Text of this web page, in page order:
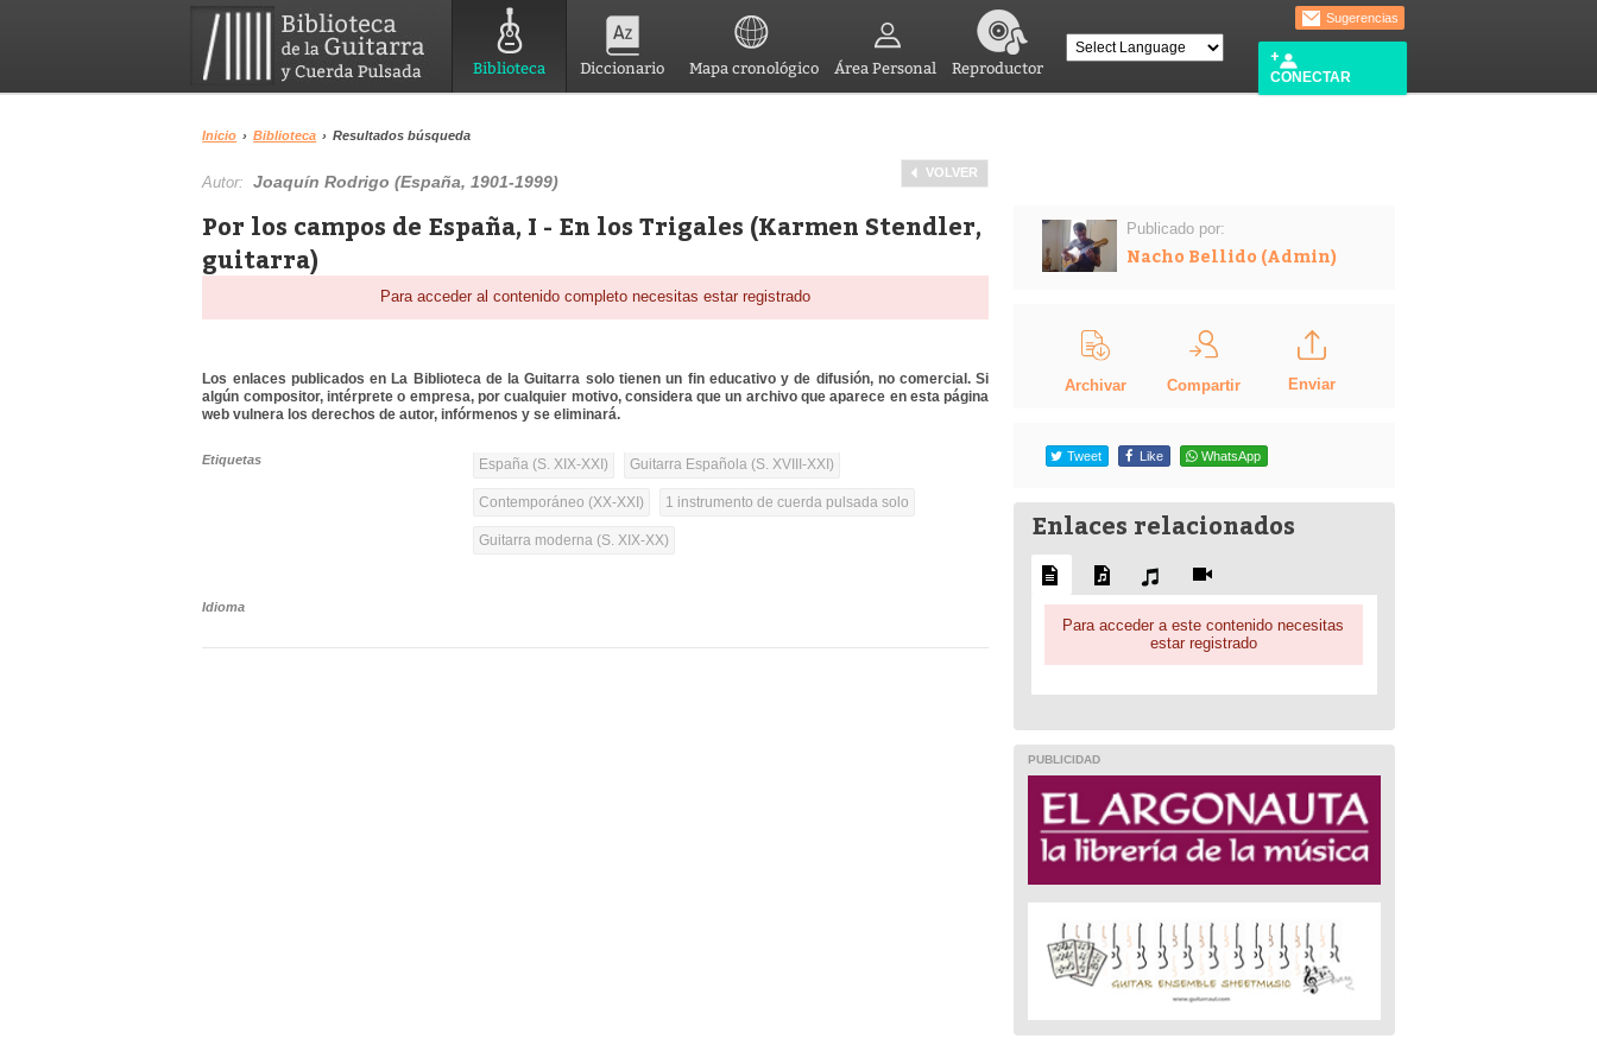
Biblioteca Diccionario Mapa cronológico Área Personal Reproductor
Sugerencias
CONECTAR
Inicio › Biblioteca › Resultados búsqueda
VOLVER
Autor:Joaquín Rodrigo (España, 1901-1999)
Por los campos de España, I - En los Trigales (Karmen Stendler,
guitarra)
Para acceder al contenido completo necesitas estar registrado
Los enlaces publicados en La Biblioteca de la Guitarra solo tienen un fin educativo y de difusión, no comercial. Si
algún compositor, intérprete o empresa, por cualquier motivo, considera que un archivo que aparece en esta página
web vulnera los derechos de autor, infórmenos y se eliminará.
Etiquetas España (S. XIX-XXI) Guitarra Española (S. XVIII-XXI)
Contemporáneo (XX-XXI) 1 instrumento de cuerda pulsada solo
Guitarra moderna (S. XIX-XX)
Idioma
Publicado por:
Nacho Bellido (Admin)
Archivar Compartir Enviar
Tweet Like WhatsApp
Enlaces relacionados
Para acceder a este contenido necesitas
estar registrado
PUBLICIDAD